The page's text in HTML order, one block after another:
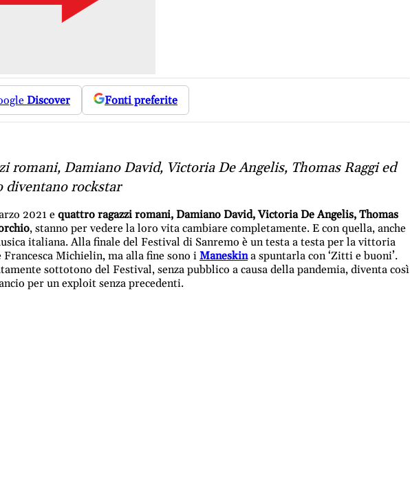
Discover Fonti preferite
romani, Damiano David, Victoria De Angelis, Thomas Raggi ed
diventano rockstar
2021 equattro ragazzi romani, Damiano David, Victoria De Angelis, Thomas
, stanno per vedere la loro vita cambiare completamente. E con quella, anche
italiana. Alla finale del Festival di Sanremo è un testa a testa per la vittoria
Francesca Michielin, ma alla fine sono i Maneskina spuntarla con ‘Zitti e buoni’.
sottotono del Festival, senza pubblico a causa della pandemia, diventa così
per un exploit senza precedenti.